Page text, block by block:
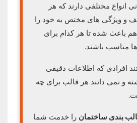
انواع مختلفی دارند که هر
و ویژگی های مختص به خود را
باعث شده تا هر کدام برای
مناسب باشند.
افرادی که اطلاعات دقیقی
و نمی دانند هر قالب برای چه
بندی ساختمان را خدمت شما